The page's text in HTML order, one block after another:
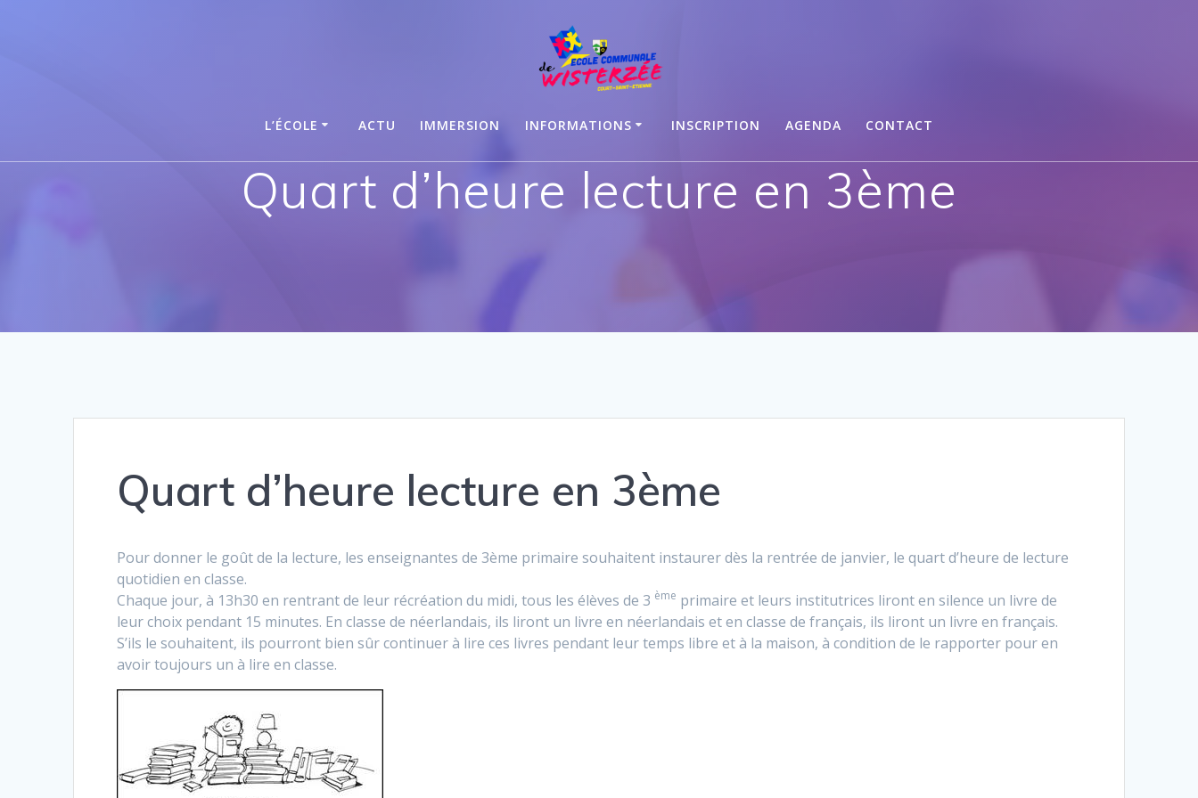
L’ÉCOLE ACTU IMMERSION INFORMATIONS INSCRIPTION AGENDA CONTACT
Quart d’heure lecture en 3ème
Quart d’heure lecture en 3ème
Pour donner le goût de la lecture, les enseignantes de 3ème primaire souhaitent instaurer dès la rentrée de janvier, le quart d’heure de lecture
quotidien en classe.
Chaque jour, à 13h30 en rentrant de leur récréation du midi, tous les élèves de 3 ème primaire et leurs institutrices liront en silence un livre de
leur choix pendant 15 minutes. En classe de néerlandais, ils liront un livre en néerlandais et en classe de français, ils liront un livre en français.
S’ils le souhaitent, ils pourront bien sûr continuer à lire ces livres pendant leur temps libre et à la maison, à condition de le rapporter pour en
avoir toujours un à lire en classe.